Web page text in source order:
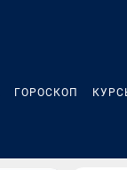
ГОРОСКОП